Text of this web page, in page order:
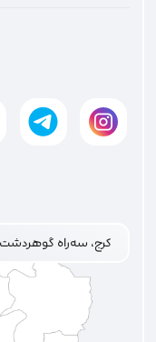
کرج، سه‌راه گوهردشت،